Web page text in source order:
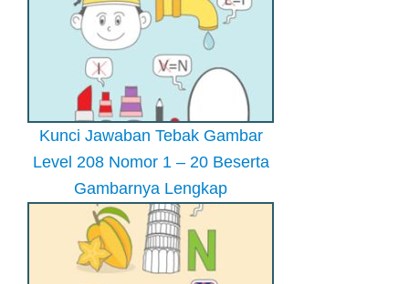
Kunci Jawaban Tebak Gambar
Level 208 Nomor 1 – 20 Beserta
Gambarnya Lengkap